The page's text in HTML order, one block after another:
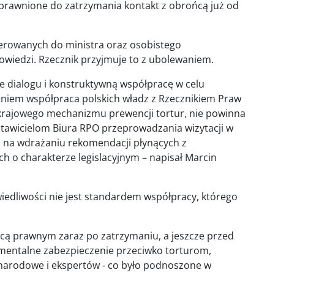
do zatrzymania kontakt z obrońcą już od
do ministra oraz osobistego
Rzecznik przyjmuje to z ubolewaniem.
dialogu i konstruktywną współpracę w celu
współpraca polskich władz z Rzecznikiem Praw
mechanizmu prewencji tortur, nie powinna
Biura RPO przeprowadzania wizytacji w
wdrażaniu rekomendacji płynących z
o charakterze legislacyjnym – napisał Marcin
nie jest standardem współpracy, którego
prawnym zaraz po zatrzymaniu, a jeszcze przed
zabezpieczenie przeciwko torturom,
i ekspertów - co było podnoszone w